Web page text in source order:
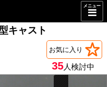
メニュー
キャスト
お気に入り
35人検討中